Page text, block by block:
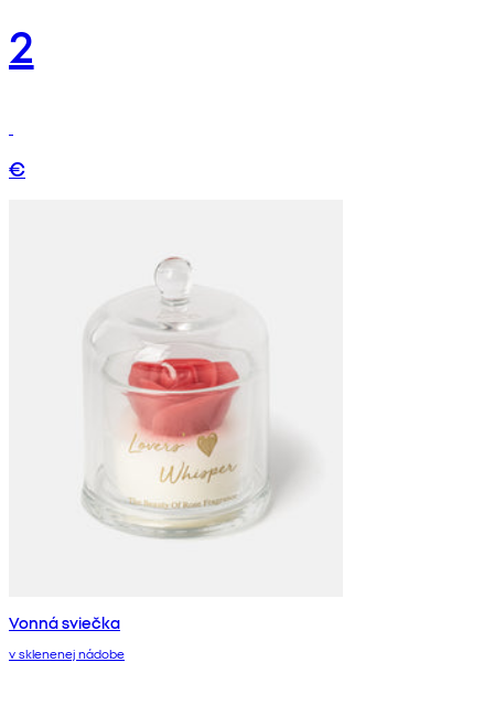
2
€
Vonná sviečka
v sklenenej nádobe